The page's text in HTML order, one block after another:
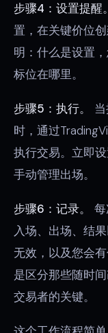
步骤4：设置提醒。
置，在关键价位
明：什么是设置
标位在哪里。
步骤5：执行。
时，通过
执行交易。立即
手动管理出场。
步骤6：记录。
入场、出场、结
无效，以及您会
是区分那些随时
交易者的关键。